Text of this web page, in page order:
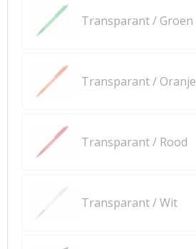
Transparant / Groen
Transparant / Oranje
Transparant / Rood
Transparant / Wit